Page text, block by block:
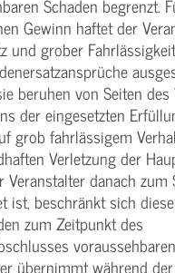
Schaden begrenzt.
Gewinn haftet der
und grober
beruhen von Seiten
der eingesetzten
grob fahrlässigem
Verletzung der
Veranstalter danach zum
ist, beschränkt sich
zum Zeitpunkt des
übernimmt während